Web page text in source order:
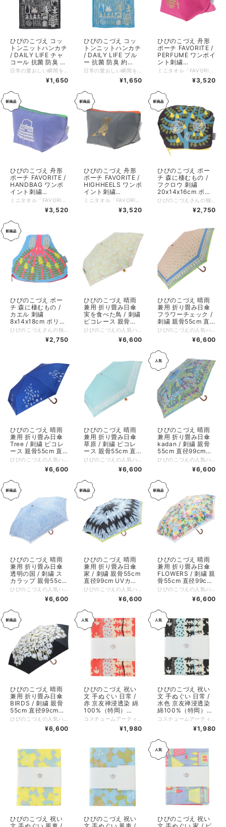
ひびのこづえ コッ
トンニットハンカチ
/ DAILY LIFE チャ
コール 抗菌 防臭 約
17x24cm 綿100%
¥1,650
ひびのこづえ コッ
トンニットハンカチ
/ DAILY LIFE ブル
ー 抗菌 防臭 約
17x24cm 綿100%
¥1,650
ひびのこづえ 舟形
ポーチ FAVORITE /
PERFUME ワンポイ
ント刺繍
23x12x10.5x10.5c
リウレタン14% 中
国製 KP26-01
¥3,520
ひびのこづえ 舟形
ポーチ FAVORITE /
HANDBAG ワンポ
イント刺繍
23x12x10.5x10.5c
リウレタン14% 中
国製 KP26-01
¥3,520
ひびのこづえ 舟形
ポーチ FAVORITE /
HIGHHEELS ワンポ
イント刺繍
23x12x10.5x10.5c
リウレタン14% 中
¥3,520
ひびのこづえ ポー
チ 森に棲むもの /
フクロウ 刺繍
20x14x16cm ポリ
エステル96% ポリ
¥2,750
ひびのこづえ ポー
チ 森に棲むもの /
カエル 刺繍
8x14x18cm ポリエ
ステル96% ポリウ
¥2,750
ひびのこづえ 晴雨
兼用 折り畳み日傘
実を食べた鳥 / 刺繍
ピコレース 親骨
55cm 直径99cm
遮光率99.9% 中国
¥6,600
ひびのこづえ 晴雨
兼用 折り畳み日傘
フラワーチェック /
刺繍 親骨55cm 直
径99cm UVカット
99.9% 中国製
KU25-02
¥6,600
ひびのこづえ 晴雨
兼用 折り畳み日傘
Tree / 刺繍 ピコレ
ース 親骨55cm 直
径99cm UVカット
99.9% 中国製
KU25-03
¥6,600
ひびのこづえ 晴雨
兼用 折り畳み日傘
草原 / 刺繍 ピコレ
ース 親骨55cm 直
径99cm UVカット
99.9% 中国製
KU25-04
¥6,600
ひびのこづえ 晴雨
兼用 折り畳み日傘
kadan / 刺繍 親骨
55cm 直径99cm
UVカット率99.9%
製 KU25-05¥6,600
ひびのこづえ 晴雨
兼用 折り畳み日傘
透明の国 / 刺繍 ス
カラップ 親骨55cm
直径99cm UVカッ
99.9% 中国製
KU26-01
¥6,600
ひびのこづえ 晴雨
兼用 折り畳み日傘
家 / 刺繍 親骨55cm
直径99cm UVカッ
ト率99.9% 遮光率
¥6,600
ひびのこづえ 晴雨
兼用 折り畳み日傘
FLOWERS / 刺繍 親
骨55cm 直径99cm
UVカット率99.9%
製 KU26-03¥6,600
ひびのこづえ 晴雨
兼用 折り畳み日傘
BIRDS / 刺繍 親骨
55cm 直径99cm
UVカット率99.9%
製 KU26-04¥6,600
ひびのこづえ 祝い
文 手ぬぐい 日常 /
赤 京友禅浸透染 綿
100%（特岡）
35x90cm 日本製
¥1,980
ひびのこづえ 祝い
文 手ぬぐい 日常 /
水色 京友禅浸透染
綿100%（特岡）
35x90cm 日本製
¥1,980
ひびのこづえ 祝い
ひびのこづえ 祝い
ひびのこづえ 祝い